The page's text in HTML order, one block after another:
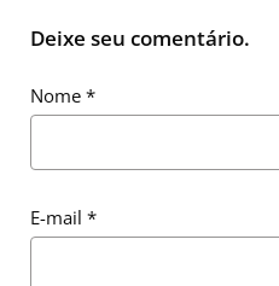
Deixe seu comentário.
Nome *
E-mail *